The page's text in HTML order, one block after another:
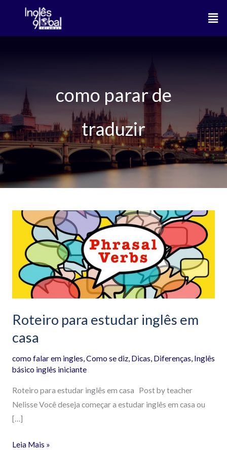
o
como parar de
traduzir
Roteiro para estudar inglês em
casa
como falar em ingles,Como se diz, Dicas, Diferenças, Inglês
básico inglês iniciante
Roteiro para estudar inglês em casa Post by teacher
Nelisse Você deseja começar a estudar inglês em casa ou
[…]
Roteiro
estudar
inglês
em
Leia Mais »